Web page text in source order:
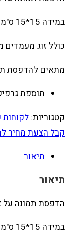
במידה 15*15 ס"מ
כולל זוג מעמדים
מתאים להדפסת
תוספת
קטגוריות:לקוחות
קבל הצעת מחיר
תיאור
תיאור
הדפסת תמונה על
במידה 15*15 ס"מ